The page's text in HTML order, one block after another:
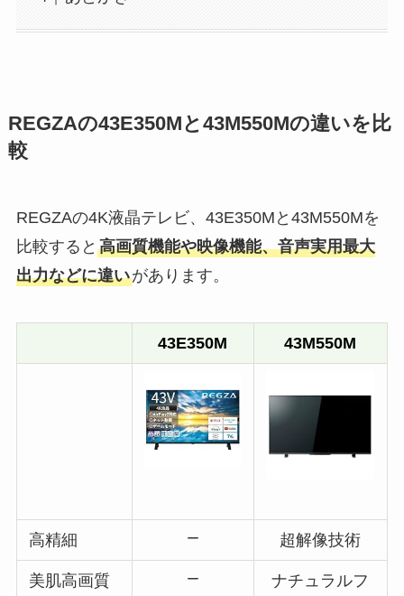
REGZAの43E350Mと43M550Mの違いを比
較
REGZAの4K液晶テレビ、43E350Mと43M550Mを
比較すると 高画質機能や映像機能、音声実用最大
出力などに違いがあります。
43E350M 43M550M
高精細 超解像技術
美肌高画質
ナチュラルフ